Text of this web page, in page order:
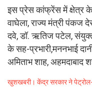
इस प्रेस कांफ्रेंस में क्षेत्र के
वाघेला, राज्य मंत्री पंकज
दवे, डॉ. ऋतिज पटेल,
के सह-प्रभारी,मननभाई
अमिताभ शाह, अहमदाबाद
खुशखबरी। केंद्र सरकार ने पेट्रोल-